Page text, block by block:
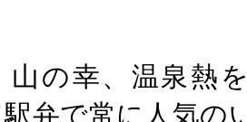
山の幸、温泉熱
弁で常に人気の